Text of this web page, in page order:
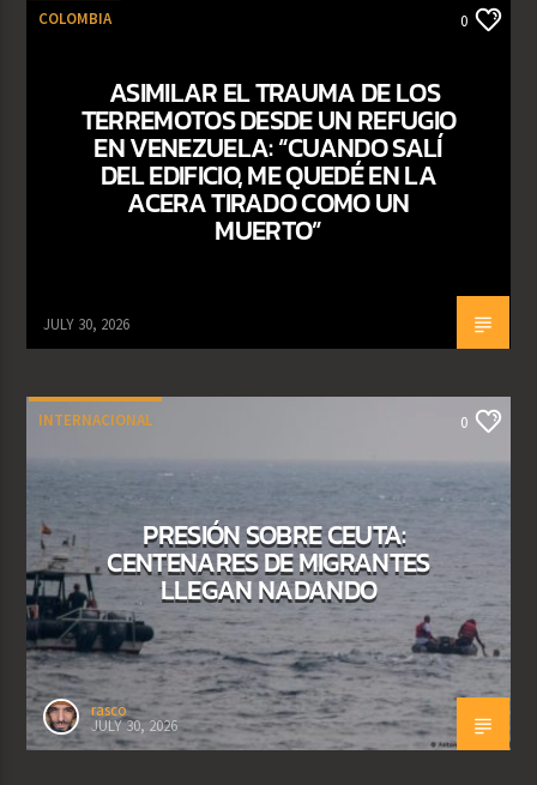
COLOMBIA 0
ASIMILAR EL TRAUMA DE LOS
TERREMOTOS DESDE UN REFUGIO
EN VENEZUELA: “CUANDO SALÍ
DEL EDIFICIO, ME QUEDÉ EN LA
ACERA TIRADO COMO UN
MUERTO”
JULY 30, 2026
INTERNACIONAL 0
PRESIÓN SOBRE CEUTA:
CENTENARES DE MIGRANTES
LLEGAN NADANDO
rasco
JULY 30, 2026